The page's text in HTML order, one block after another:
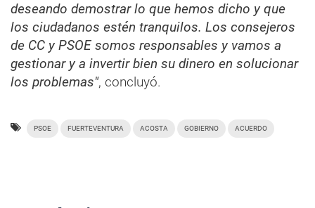
deseando demostrar lo que hemos dicho y que
los ciudadanos estén tranquilos. Los consejeros
de CC y PSOE somos responsables y vamos a
gestionar y a invertir bien su dinero en solucionar
los problemas", concluyó.
PSOE FUERTEVENTURA ACOSTA GOBIERNO ACUERDO